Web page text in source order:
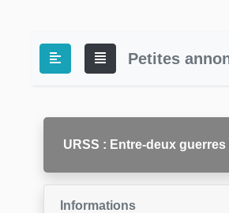
Petites
URSS : Entre-deux
Informations